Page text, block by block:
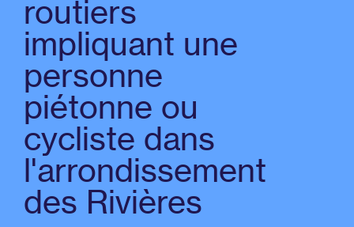
routiers
impliquant une
personne
piétonne ou
cycliste dans
l'arrondissement
des Rivières